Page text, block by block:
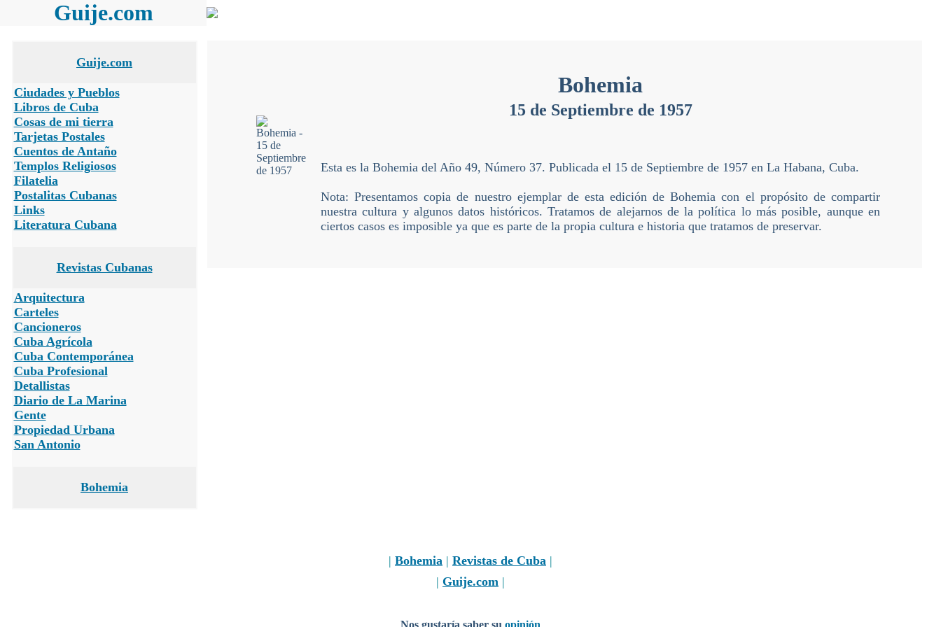
Guije.com
Guije.com
Ciudades y Pueblos
Libros de Cuba
Cosas de mi tierra
Tarjetas Postales
Cuentos de Antaño
Templos Religiosos
Filatelia
Postalitas Cubanas
Links
Literatura Cubana
Revistas Cubanas
Arquitectura
Carteles
Cancioneros
Cuba Agrícola
Cuba Contemporánea
Cuba Profesional
Detallistas
Diario de La Marina
Gente
Propiedad Urbana
San Antonio
Bohemia
Bohemia
15 de Septiembre de 1957
Esta es la Bohemia del Año 49, Número 37. Publicada el 15 de Septiembre de 1957 en La Habana, Cuba.
Nota: Presentamos copia de nuestro ejemplar de esta edición de Bohemia con el propósito de compartir
nuestra cultura y algunos datos históricos. Tratamos de alejarnos de la política lo más posible, aunque en
ciertos casos es imposible ya que es parte de la propia cultura e historia que tratamos de preservar.
| Bohemia | Revistas de Cuba |
| Guije.com |
Nos gustaría saber su opinión